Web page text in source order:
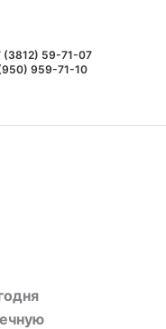
(3812) 59-71-07
959-71-10